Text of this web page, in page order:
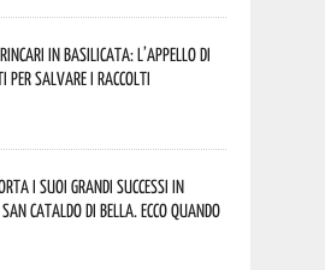
in Basilicata: l’appello di
per salvare i raccolti
i suoi grandi successi in
Cataldo di Bella. Ecco quando